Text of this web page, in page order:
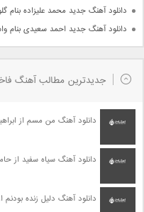
دانلود آهنگ جدید محمد علیزاده بنام
دانلود آهنگ جدید احمد سعیدی بنام
جدیدترین مطالب آهنگ
دانلود آهنگ من مسم از
دانلود آهنگ سیاه سفید از
دانلود آهنگ دلیل زنده بودنم